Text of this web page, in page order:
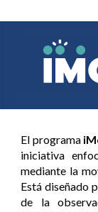
El programa
iniciativa
mediante la
Está diseñado
de la